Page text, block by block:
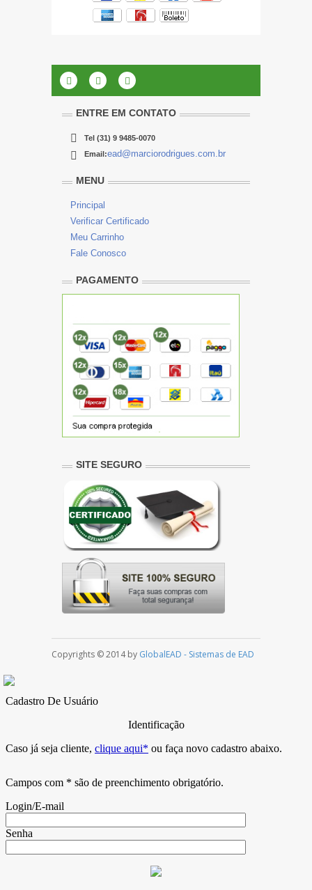
ENTRE EM CONTATO
Tel (31) 9 9485-0070
Email:ead@marciorodrigues.com.br
MENU
Principal
Verificar Certificado
Meu Carrinho
Fale Conosco
PAGAMENTO
SITE SEGURO
Copyrights © 2014 by GlobalEAD - Sistemas de EAD